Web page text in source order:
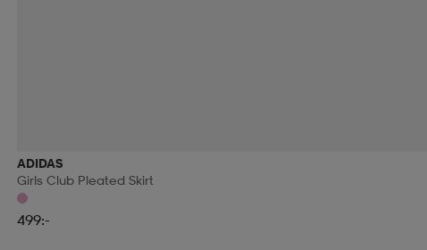
ADIDAS
Girls Club Pleated Skirt
499:-